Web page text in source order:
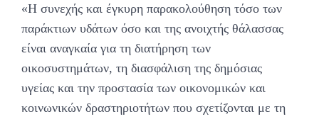
«Η συνεχής και έγκυρη παρακολούθηση τόσο των
παράκτιων υδάτων όσο και της ανοιχτής θάλασσας
είναι αναγκαία για τη διατήρηση των
οικοσυστημάτων, τη διασφάλιση της δημόσιας
υγείας και την προστασία των οικονομικών και
κοινωνικών δραστηριοτήτων που σχετίζονται με τη